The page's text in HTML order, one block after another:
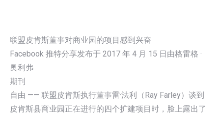
联盟皮肯斯董事对商业园的项目感到兴奋
Facebook 推特分享发布于 2017 年 4 月 15 日由格雷格 ·
奥利弗
期刊
自由 —— 联盟皮肯斯执行董事雷·法利（Ray Farley）谈到
皮肯斯县商业园正在进行的四个扩建项目时，脸上露出了